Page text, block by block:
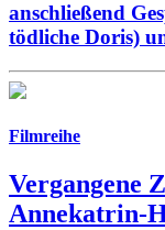
anschließend
tödliche Doris)
Filmreihe
Vergangene
Annekatrin-